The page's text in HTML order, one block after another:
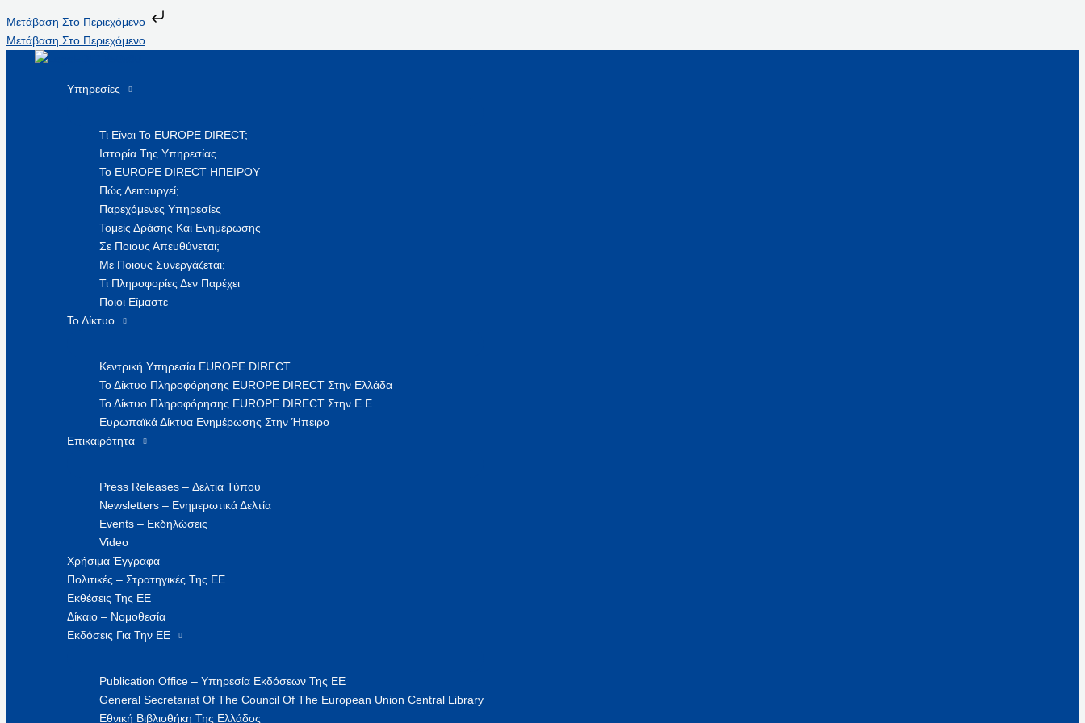
Μετάβαση Στο Περιεχόμενο
Μετάβαση Στο Περιεχόμενο
Υπηρεσίες
Τι Είναι Το EUROPE DIRECT;
Ιστορία Της Υπηρεσίας
Το EUROPE DIRECT ΗΠΕΙΡΟΥ
Πώς Λειτουργεί;
Παρεχόμενες Υπηρεσίες
Τομείς Δράσης Και Ενημέρωσης
Σε Ποιους Απευθύνεται;
Με Ποιους Συνεργάζεται;
Τι Πληροφορίες Δεν Παρέχει
Ποιοι Είμαστε
Το Δίκτυο
Κεντρική Υπηρεσία EUROPE DIRECT
Το Δίκτυο Πληροφόρησης EUROPE DIRECT Στην Ελλάδα
Το Δίκτυο Πληροφόρησης EUROPE DIRECT Στην Ε.Ε.
Ευρωπαϊκά Δίκτυα Ενημέρωσης Στην Ήπειρο
Επικαιρότητα
Press Releases – Δελτία Τύπου
Newsletters – Ενημερωτικά Δελτία
Events – Εκδηλώσεις
Video
Χρήσιμα Έγγραφα
Πολιτικές – Στρατηγικές Της ΕΕ
Εκθέσεις Της ΕΕ
Δίκαιο – Νομοθεσία
Εκδόσεις Για Την ΕΕ
Publication Office – Υπηρεσία Εκδόσεων Της ΕΕ
General Secretariat Of The Council Of The European Union Central Library
Εθνική Βιβλιοθήκη Της Ελλάδος